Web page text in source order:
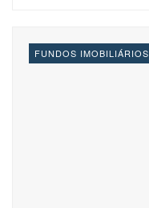
FUNDOS IMOBILIÁRIOS